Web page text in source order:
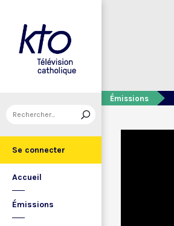
Se connecter
Accueil
Émissions
Émissions